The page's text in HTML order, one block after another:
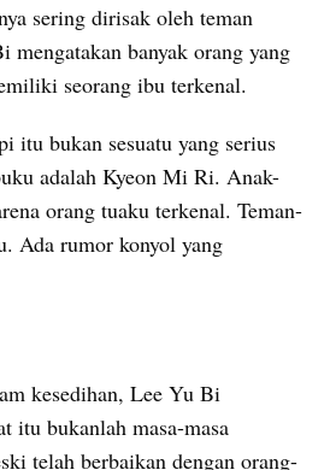
sering dirisak oleh teman
mengatakan banyak orang yang
seorang ibu terkenal.
itu bukan sesuatu yang serius
adalah Kyeon Mi Ri. Anak-
orang tuaku terkenal. Teman-
Ada rumor konyol yang
kesedihan, Lee Yu Bi
itu bukanlah masa-masa
telah berbaikan dengan orang-